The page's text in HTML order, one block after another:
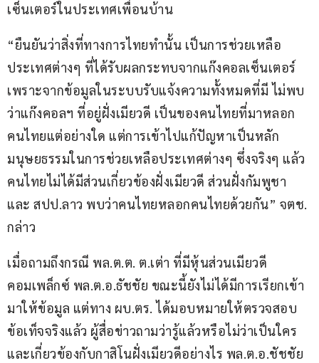
เซ็นเตอร์ในประเทศเพื่อนบ้าน
“ยืนยันว่าสิ่งที่ทางการไทยทำนั้น เป็นการช่วยเหลือ
ประเทศต่างๆ ที่ได้รับผลกระทบจากแก๊งคอลเซ็นเตอร์
เพราะจากข้อมูลในระบบรับแจ้งความทั้งหมดที่มี ไม่พบ
ว่าแก๊งคอลฯ ที่อยู่ฝั่งเมียวดี เป็นของคนไทยที่มาหลอก
คนไทยแต่อย่างใด แต่การเข้าไปแก้ปัญหาเป็นหลัก
มนุษยธรรมในการช่วยเหลือประเทศต่างๆ ซึ่งจริงๆ แล้ว
คนไทยไม่ได้มีส่วนเกี่ยวข้องฝั่งเมียวดี ส่วนฝั่งกัมพูชา
และ สปป.ลาว พบว่าคนไทยหลอกคนไทยด้วยกัน” จตช.
กล่าว
เมื่อถามถึงกรณี พล.ต.ต. ต.เต่า ที่มีหุ้นส่วนเมียวดี
คอมเพล็กซ์ พล.ต.อ.ธัชชัย ขณะนี้ยังไม่ได้มีการเรียกเข้า
มาให้ข้อมูล แต่ทาง ผบ.ตร. ได้มอบหมายให้ตรวจสอบ
ข้อเท็จจริงแล้ว ผู้สื่อข่าวถามว่ารู้แล้วหรือไม่ว่าเป็นใคร
และเกี่ยวข้องกับกาสิโนฝั่งเมียวดีอย่างไร พล.ต.อ.ชัชชัย